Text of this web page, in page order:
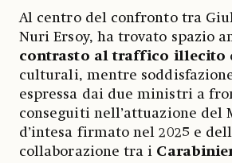
Al centro del confronto tra
Nuri Ersoy, ha trovato spazio
contrasto al traffico illecito
culturali, mentre
espressa dai due ministri a
conseguiti nell’attuazione del
d’intesa firmato nel 2025 e
collaborazione tra i